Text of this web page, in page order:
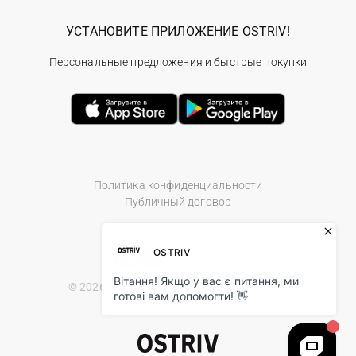
Политика конфиденциальности
Публичный договор
© 2026 Ostriv.ua Store. All Rights Reserved.
УСТАНОВИТЕ ПРИЛОЖЕНИЕ OSTRIV!
Персональные предложения и быстрые покупки